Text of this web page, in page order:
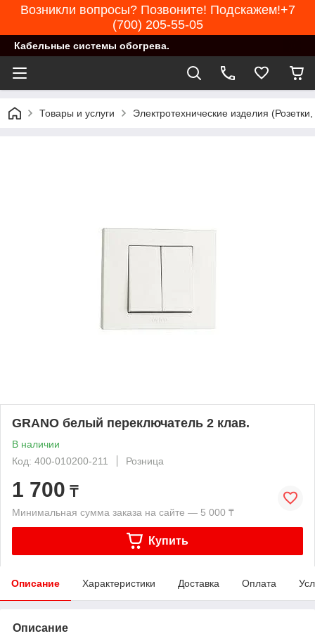
Возникли вопросы? Позвоните! Подскажем!+7
(700) 205-55-05
Кабельные системы обогрева.
Товары и услуги Электротехнические изделия
GRANO белый переключатель 2 клав.
В наличии
Код: 400-010200-211
Розница
1 700 ₸
Минимальная сумма заказа на сайте — 5 000 ₸
Купить
Описание Характеристики Доставка Оплата
Описание